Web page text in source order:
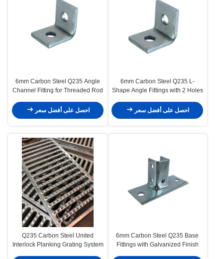
6mm Carbon Steel Q235 L-
Shape Angle Fittings with 2 Holes
احصل على أفضل سعر
6mm Carbon Steel Q235 Angle
Channel Fitting for Threaded Rod
احصل على أفضل سعر
6mm Carbon Steel Q235 Base
Fittings with Galvanized Finish
Q235 Carbon Steel United
Interlock Planking Grating System